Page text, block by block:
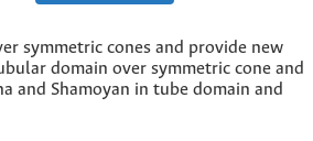
symmetric cones and provide new
domain over symmetric cone and
and Shamoyan in tube domain and